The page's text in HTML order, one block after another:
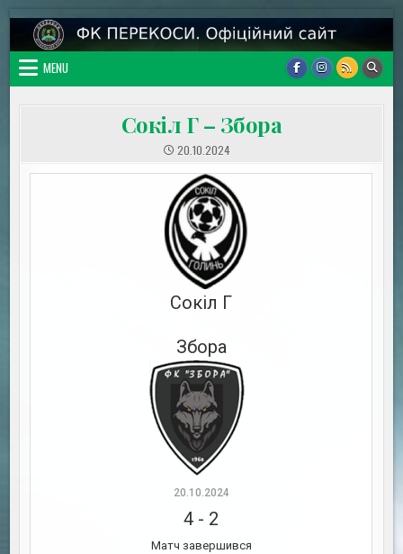
Skip
content
ФК Перекоси. Офіційний сайт
Сайт про команду Калуського району
MENU
Сокіл Г – Збора
20.10.2024
Сокіл Г
Збора
20.10.2024
4 - 2
Матч завершився